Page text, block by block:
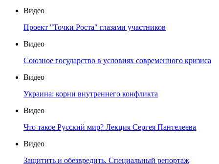
Видео
Проект "Точки Роста" глазами участников
Видео
Союзное государство в условиях современного кризиса
Видео
Украина: корни внутреннего конфликта
Видео
Что такое Русский мир? Лекция Сергея Пантелеева
Видео
Защитить и обезвредить. Специальный репортаж